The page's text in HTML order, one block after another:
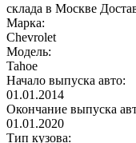
склада в Москве
Марка:
Chevrolet
Модель:
Tahoe
Начало выпуска авто:
01.01.2014
Окончание выпуска
01.01.2020
Тип кузова: